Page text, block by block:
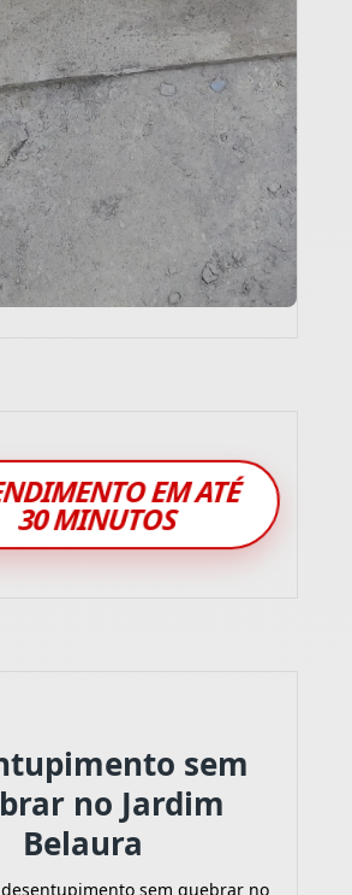
EM ATÉ
30 MINUTOS
sem
no Jardim
Belaura
sem quebrar no